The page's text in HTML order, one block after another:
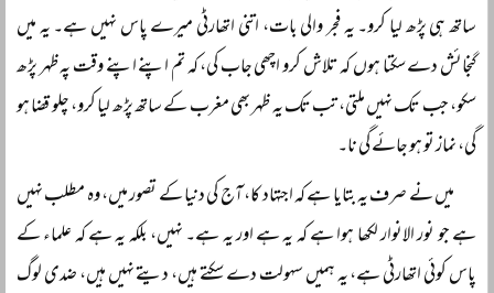
ساتھ ہی پڑھ لیا کرو۔ یہ فجر والی بات، اتنی اتھارٹی میرے پاس نہیں ہے۔ یہ میں
گنجائش دے سکتا ہوں کہ تلاش کرو اچھی جاب کی، کہ تم اپنے اپنے وقت پہ ظہر پڑھ
سکو، جب تک نہیں ملتی، تب تک یہ ظہر بھی مغرب کے ساتھ پڑھ لیا کرو، چلو قضا ہو
گی، نماز تو ہو جائے گی نا۔
میں نے صرف یہ بتایا ہے کہ اجتہاد کا، آج کی دنیا کے تصور میں، وہ مطلب نہیں
ہے جو نور الانوار لکھا ہوا ہے کہ یہ ہے اور یہ ہے۔ نہیں، بلکہ یہ ہے کہ علماء کے
پاس کوئی اتھارٹی ہے، یہ ہمیں سہولت دے سکتے ہیں، دیتے نہیں ہیں، ضدی لوگ